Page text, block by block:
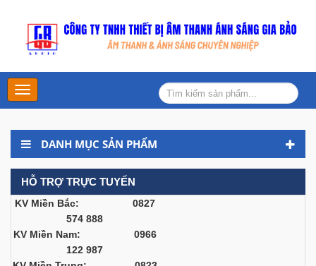
Main
Menu
DANH MỤC SẢN PHẨM
HỖ TRỢ TRỰC TUYẾN
KV Miền Bắc: 0827
574 888
KV Miền Nam: 0966
122 987